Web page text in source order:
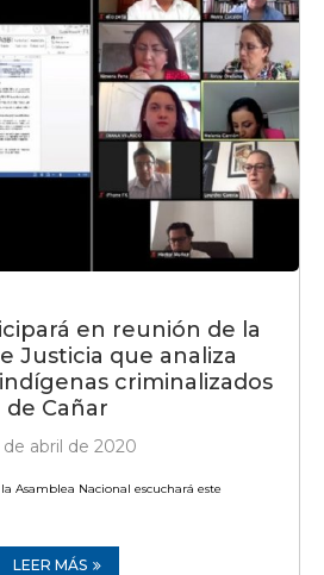
en reunión de la
Justicia que analiza
criminalizados
de Cañar
abril de 2020
Asamblea Nacional escuchará este
LEER MÁS